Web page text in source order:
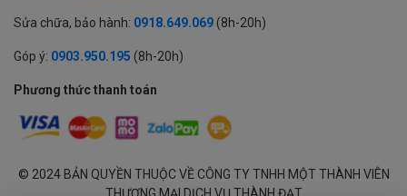
Sửa chữa, bảo hành: 0918.649.069 (8h-20h)
Góp ý: 0903.950.195 (8h-20h)
Phương thức thanh toán
© 2024 BẢN QUYỀN THUỘC VỀ CÔNG TY TNHH MỘT THÀNH VIÊN
THƯƠNG MẠI DỊCH VỤ THÀNH ĐẠT